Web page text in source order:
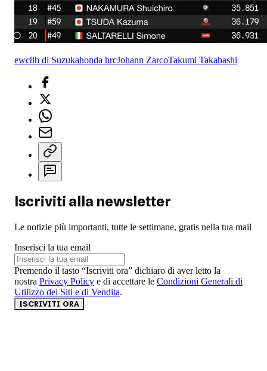
ewc8h di Suzukahonda hrcJohann ZarcoTakumi Takahashi
Iscriviti alla newsletter
Le notizie più importanti, tutte le settimane, gratis nella tua mail
Inserisci la tua email
Premendo il tasto “Iscriviti ora” dichiaro di aver letto la
nostra Privacy Policy e di accettare le Condizioni Generali di
Utilizzo dei Siti e di Vendita.
ISCRIVITI ORA